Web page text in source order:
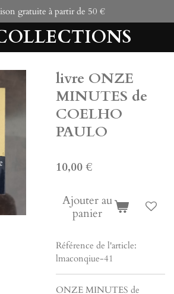
de 50 €
livre ONZE
MINUTES de
COELHO
PAULO
10,00 €
Ajouter au
panier
Référence de l'article:
lmaconqiue-41
ONZE MINUTES de